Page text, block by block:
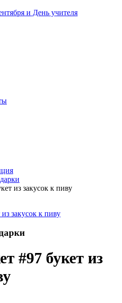
и День учителя
из закусок к пиву
#97 букет из